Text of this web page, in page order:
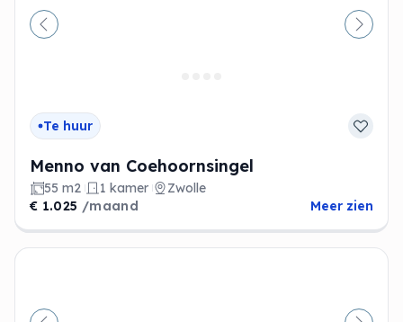
Vorige
Te huur
Menno van Coehoornsingel
55 m2 1 kamer
Zwolle
€ 1.025 /maand Meer zien